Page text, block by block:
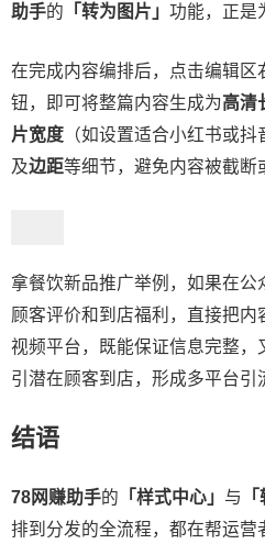
助手的 「转为图片」 功能，正是
在完成内容编排后，点击编辑区
钮，即可将整篇内容生成为高清
片宽度 （如设置适合小红书或抖
及边距等细节，避免内容被截断
拿餐饮新品推广举例，如果在公
顾客评价和到店福利，直接把
视频平台，既能保证信息完整，
引潜在顾客到店，形成多平台引
结语
78网赚助手的 「样式中心」 与
排到分发的全流程，都在帮运营